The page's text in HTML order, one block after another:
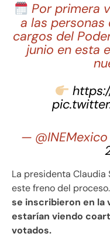
Por primera
a las
cargos del
junio en esta
—
La presidenta
este freno del
se inscribieron en la
estarían viendo
votados.